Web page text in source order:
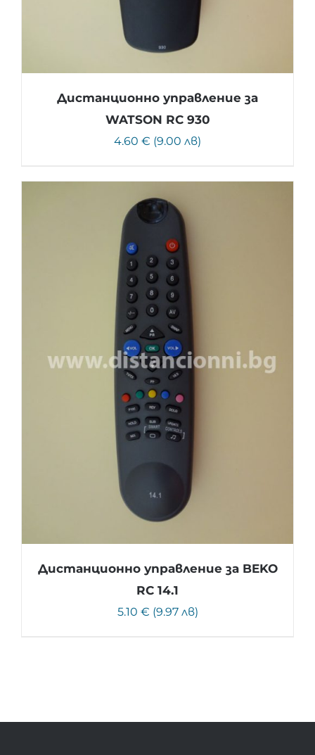
Дистанционно управление за
WATSON RC 930
4.60 € (9.00 лв)
Дистанционно управление за BEKO
RC 14.1
5.10 € (9.97 лв)